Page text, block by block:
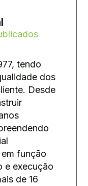
tendo
dos
Desde
função
e execução
de 16